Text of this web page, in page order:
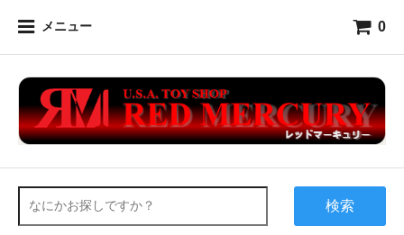
メニュー 0
検索